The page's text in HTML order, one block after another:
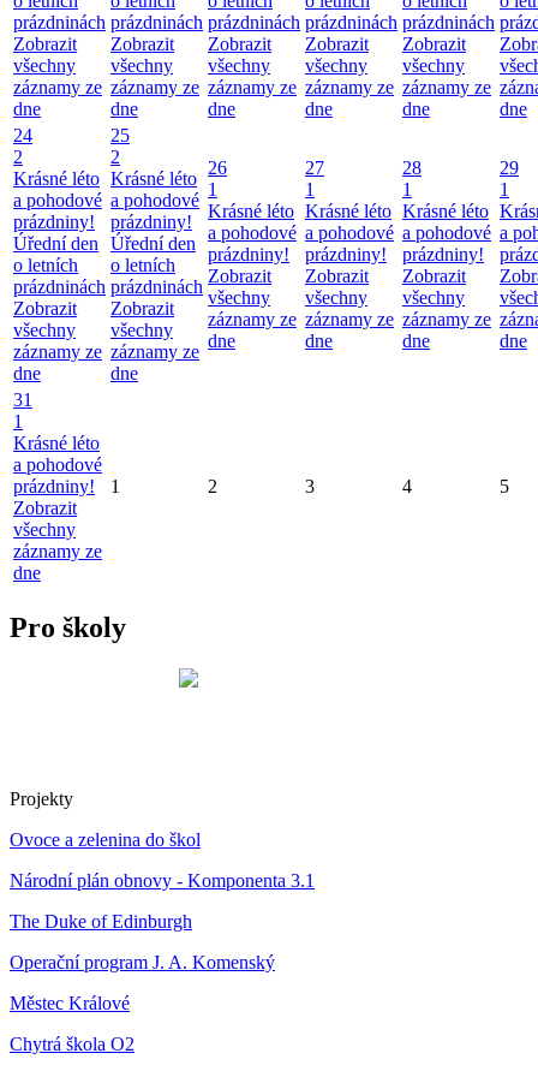
prázdninách
Zobrazit
všechny
záznamy ze
dne
prázdninách
Zobrazit
všechny
záznamy ze
dne
prázdninách
Zobrazit
všechny
záznamy ze
dne
prázdninách
Zobrazit
všechny
záznamy ze
dne
prázdninách
Zobrazit
všechny
záznamy ze
dne
dne
24
2
Krásné léto
a pohodové
prázdniny!
Úřední den
o letních
prázdninách
Zobrazit
všechny
záznamy ze
dne
25
2
Krásné léto
a pohodové
prázdniny!
Úřední den
o letních
prázdninách
Zobrazit
všechny
záznamy ze
dne
26
1
Krásné léto
a pohodové
prázdniny!
Zobrazit
všechny
záznamy ze
dne
27
1
Krásné léto
a pohodové
prázdniny!
Zobrazit
všechny
záznamy ze
dne
28
1
Krásné léto
a pohodové
prázdniny!
Zobrazit
všechny
záznamy ze
dne
29
1
a
dne
31
1
Krásné léto
a pohodové
prázdniny!
Zobrazit
všechny
záznamy ze
dne
1 2 3 4 5
Pro školy
Projekty
Ovoce a zelenina do škol
Národní plán obnovy - Komponenta 3.1
The Duke of Edinburgh
Operační program J. A. Komenský
Městec Králové
Chytrá škola O2